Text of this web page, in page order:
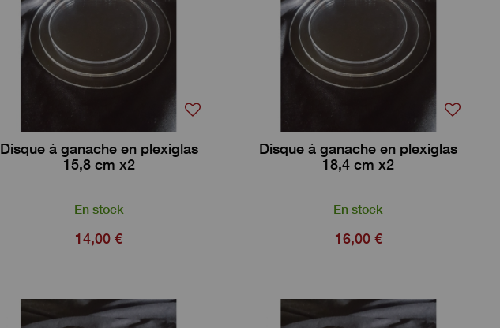
Disque à ganache en plexiglas
15,8 cm x2
En stock
14,00 €
Disque à ganache en plexiglas
18,4 cm x2
En stock
16,00 €